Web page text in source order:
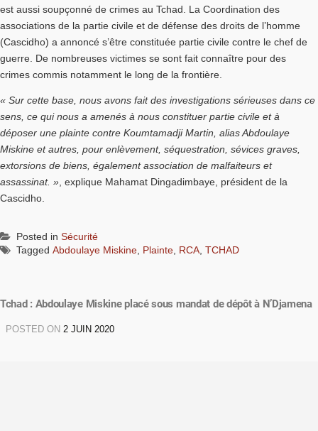
est aussi soupçonné de crimes au Tchad. La Coordination des
associations de la partie civile et de défense des droits de l’homme
(Cascidho) a annoncé s’être constituée partie civile contre le chef de
guerre. De nombreuses victimes se sont fait connaître pour des
crimes commis notamment le long de la frontière.
« Sur cette base, nous avons fait des investigations sérieuses dans ce
sens, ce qui nous a amenés à nous constituer partie civile et à
déposer une plainte contre Koumtamadji Martin, alias Abdoulaye
Miskine et autres, pour enlèvement, séquestration, sévices graves,
extorsions de biens, également association de malfaiteurs et
assassinat. » , explique Mahamat Dingadimbaye, président de la
Cascidho.
Posted in Sécurité
Tagged Abdoulaye Miskine Plainte RCA TCHAD
Tchad : Abdoulaye Miskine placé sous mandat de dépôt à N’Djamena
POSTED ON 2 JUIN 2020